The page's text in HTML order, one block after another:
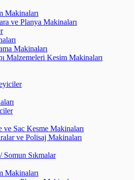
Makinaları
ve Planya Makinaları
Makinaları
Malzemeleri Kesim Makinaları
ve Sac Kesme Makinaları
ve Polisaj Makinaları
Somun Sıkmalar
Makinaları